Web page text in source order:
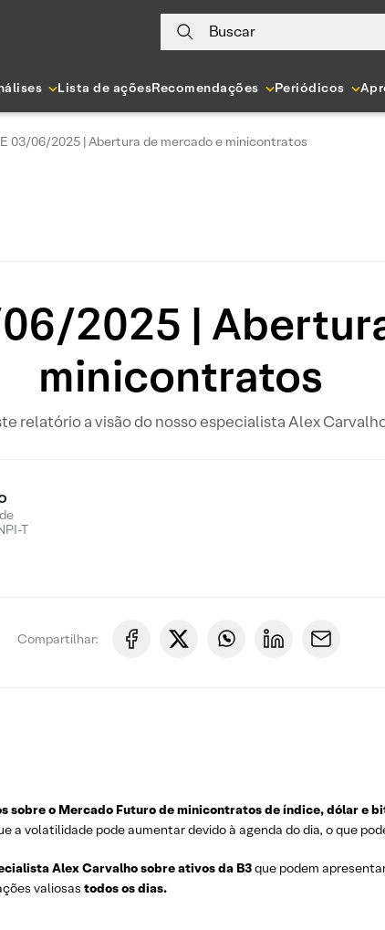
Buscar
Lista de açõesRecomendações Periódicos
03/06/2025 | Abertura de mercado e minicontratos
2025 |
minicontratos
relatório a visão do nosso especialista Alex
T
Compartilhar:
sobre o Mercado Futuro de minicontratos de índice, dólar e
a volatilidade pode aumentar devido à agenda do dia, o que
Alex Carvalho sobre ativos da B3que podem
valiosas todos os dias.